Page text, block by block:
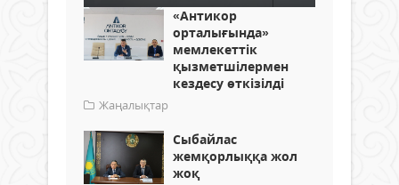
«Антикор
орталығында»
мемлекеттік
қызметшілермен
кездесу өткізілді
Жаңалықтар
Сыбайлас
жемқорлыққа жол
жоқ